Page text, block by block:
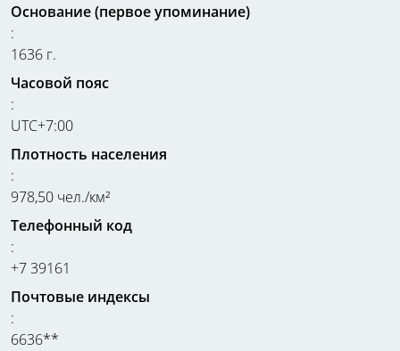
Основание (первое упоминание)
:
1636 г.
Часовой пояс
:
UTC+7:00
Плотность населения
:
978,50 чел./км²
Телефонный код
:
+7 39161
Почтовые индексы
:
6636**